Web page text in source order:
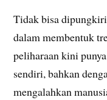
Tidak bisa
dalam membentuk
peliharaan kini
sendiri, bahkan
mengalahkan